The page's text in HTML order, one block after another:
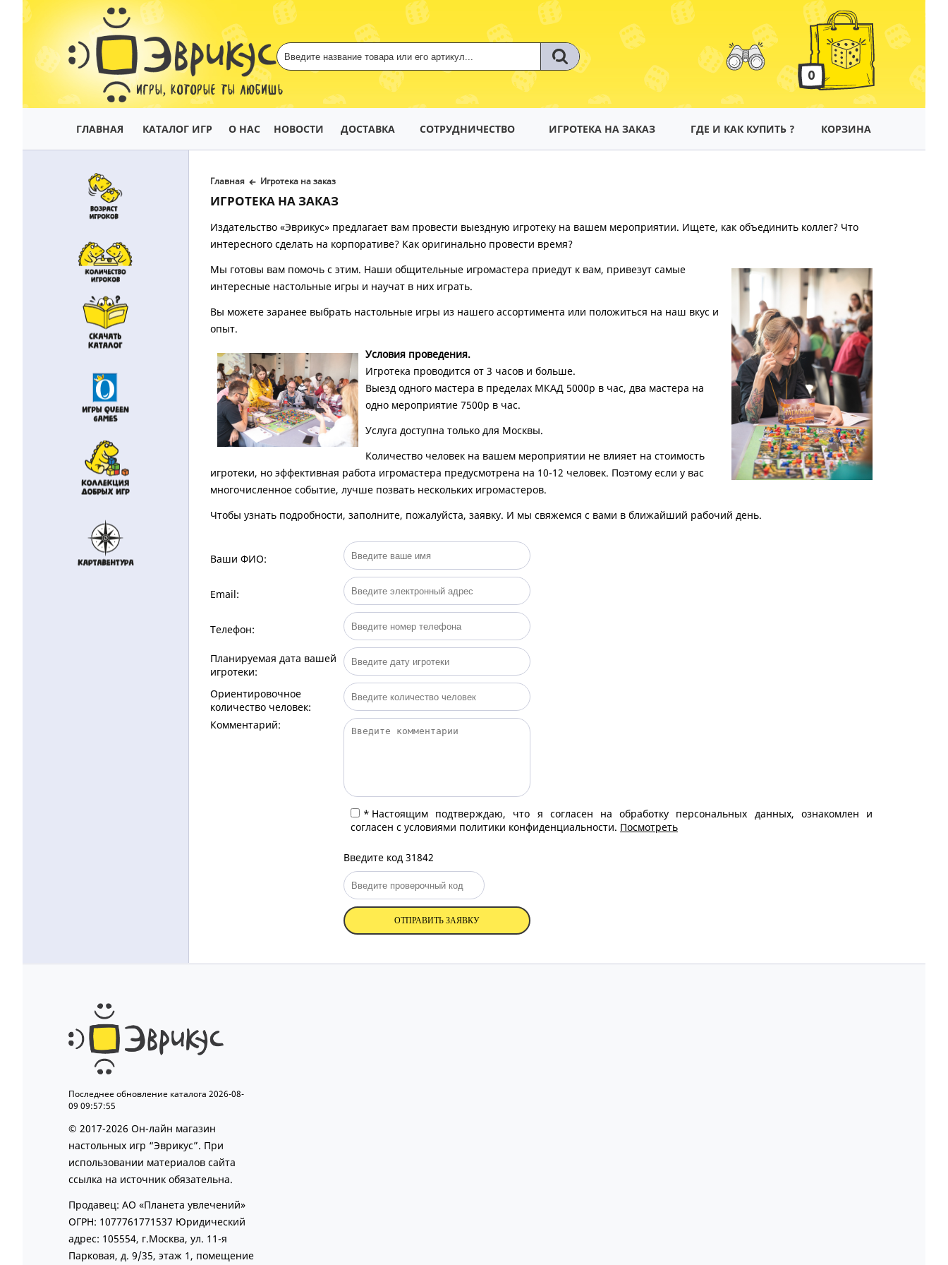
ИГРЫ, КОТОРЫЕ ТЫ ЛЮБИШЬ
0
ГЛАВНАЯ КАТАЛОГ ИГР О НАС НОВОСТИ ДОСТАВКА СОТРУДНИЧЕСТВО ИГРОТЕКА НА ЗАКАЗ ГДЕ И КАК КУПИТЬ ? КОРЗИНА
Главная Игротека на заказ
ИГРОТЕКА НА ЗАКАЗ
Издательство «Эврикус» предлагает вам провести выездную игротеку на вашем мероприятии. Ищете, как объединить коллег? Что
интересного сделать на корпоративе? Как оригинально провести время?
Мы готовы вам помочь с этим. Наши общительные игромастера приедут к вам, привезут самые
интересные настольные игры и научат в них играть.
Вы можете заранее выбрать настольные игры из нашего ассортимента или положиться на наш вкус и
опыт.
Условия проведения.
Игротека проводится от 3 часов и больше.
Выезд одного мастера в пределах МКАД 5000р в час, два мастера на
одно мероприятие 7500р в час.
Услуга доступна только для Москвы.
Количество человек на вашем мероприятии не влияет на стоимость
игротеки, но эффективная работа игромастера предусмотрена на 10-12 человек. Поэтому если у вас
многочисленное событие, лучше позвать нескольких игромастеров.
Чтобы узнать подробности, заполните, пожалуйста, заявку. И мы свяжемся с вами в ближайший рабочий день.
Ваши ФИО:
Email:
Телефон:
Планируемая дата вашей
игротеки:
Ориентировочное
количество человек:
Комментарий:
* Настоящим подтверждаю, что я согласен на обработку персональных данных, ознакомлен и
согласен с условиями политики конфиденциальности. Посмотреть
Введите код 31842
Последнее обновление каталога 2026-08-
09 09:57:55
© 2017-2026 Он-лайн магазин
настольных игр “Эврикус”. При
использовании материалов сайта
ссылка на источник обязательна.
Продавец: АО «Планета увлечений»
ОГРН: 1077761771537 Юридический
адрес: 105554, г.Москва, ул. 11-я
Парковая, д. 9/35, этаж 1, помещение